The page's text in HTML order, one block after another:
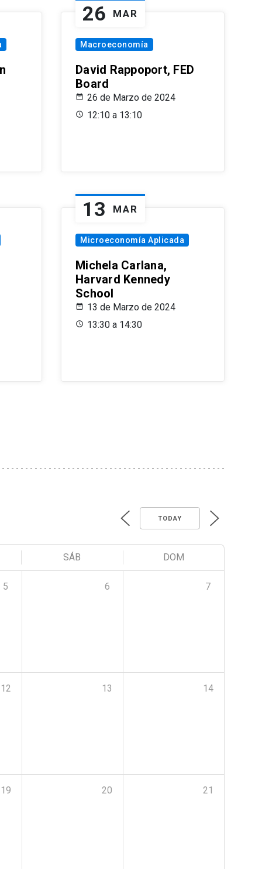
26 MAR
Macroeconomía
David Rappoport, FED
Board
26 de Marzo de 2024
12:10 a 13:10
13 MAR
Microeconomía Aplicada
Michela Carlana,
Harvard Kennedy
School
13 de Marzo de 2024
13:30 a 14:30
TODAY
SÁB DOM
5 6 7
12 13 14
19 20 21